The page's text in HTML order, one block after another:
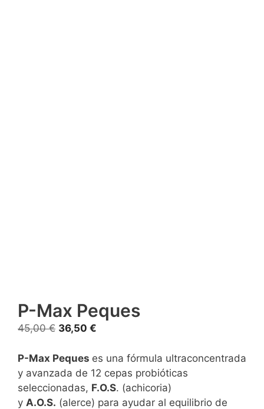
P-Max Peques
45,00€ 36,50 €
P-Max Peques es una fórmula ultraconcentrada
y avanzada de 12 cepas probióticas
seleccionadas, F.O.S. (achicoria)
y A.O.S. (alerce) para ayudar al equilibrio de